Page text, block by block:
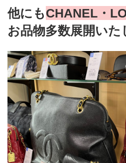
他にもCHANEL・
お品物多数展開いた